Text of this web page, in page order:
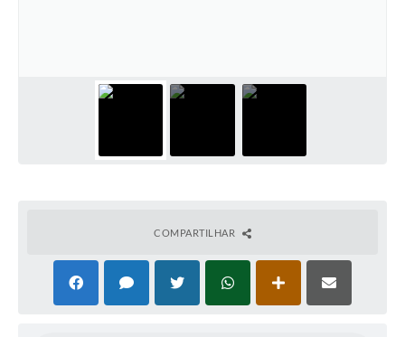
Arquivos para Download
Contas Públicas
COMPARTILHAR